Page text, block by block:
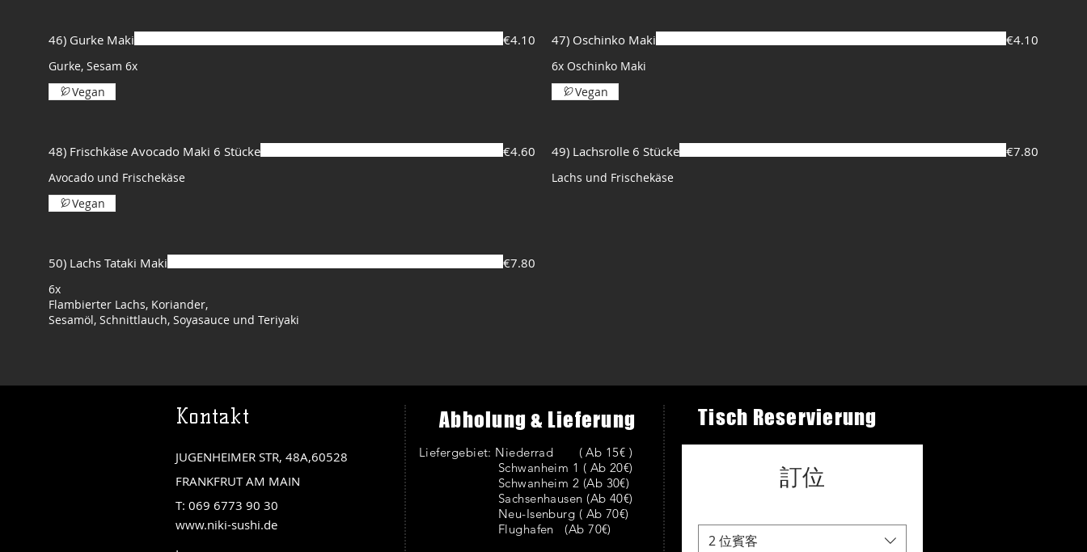
46) Gurke Maki
Gurke, Sesam 6x
€4.10
Vegan
47) Oschinko Maki
6x Oschinko Maki
€4.10
Vegan
48) Frischkäse Avocado Maki 6 Stücke
Avocado und Frischekäse
€4.60
Vegan
49) Lachsrolle 6 Stücke
Lachs und Frischekäse
€7.80
50) Lachs Tataki Maki
6x
Flambierter Lachs, Koriander,
€7.80
Kontakt
JUGENHEIMER STR, 48A,60528
FRANKFRUT AM MAIN
T: 069 6773 90 30
www.niki-sushi.de
Liefergebiet: Niederrad ( Ab 15€ )
Schwanheim 1 ( Ab 20€)
Schwanheim 2 (Ab 30€)
Sachsenhausen (Ab 40€)
Neu-Isenburg ( Ab 70€)
Flughafen (Ab 70€)
Abholung & Lieferung Tisch Reservierung
訂位
2 位賓客